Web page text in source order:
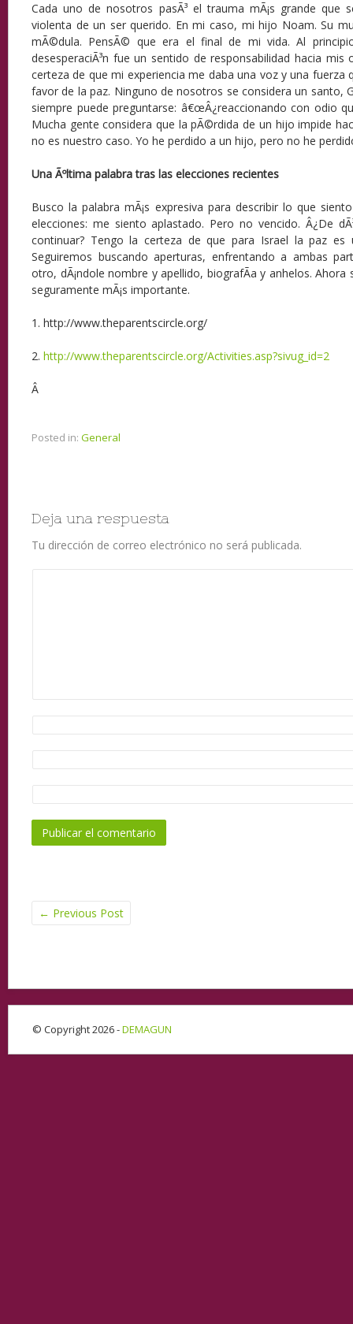
Cada uno de nosotros pasÃ³ el trauma mÃ¡s grande que
violenta de un ser querido. En mi caso, mi hijo Noam. Su
mÃ©dula. PensÃ© que era el final de mi vida. Al
desesperaciÃ³n fue un sentido de responsabilidad hacia
certeza de que mi experiencia me daba una voz y una fuerza
favor de la paz. Ninguno de nosotros se considera un santo,
siempre puede preguntarse: â€œÂ¿reaccionando con odio
Mucha gente considera que la pÃ©rdida de un hijo impide
no es nuestro caso. Yo he perdido a un hijo, pero no he
Una Ãºltima palabra tras las elecciones recientes
Busco la palabra mÃ¡s expresiva para describir lo que
elecciones: me siento aplastado. Pero no vencido. Â¿De
continuar? Tengo la certeza de que para Israel la paz es
Seguiremos buscando aperturas, enfrentando a ambas
otro, dÃ¡ndole nombre y apellido, biografÃ­a y anhelos. Ahora
seguramente mÃ¡s importante.
1. http://www.theparentscircle.org/
2. http://www.theparentscircle.org/Activities.asp?sivug_id=2
Â
Posted in: General
Deja una respuesta
Tu dirección de correo electrónico no será publicada.
← Previous Post
© Copyright 2026 -DEMAGUN